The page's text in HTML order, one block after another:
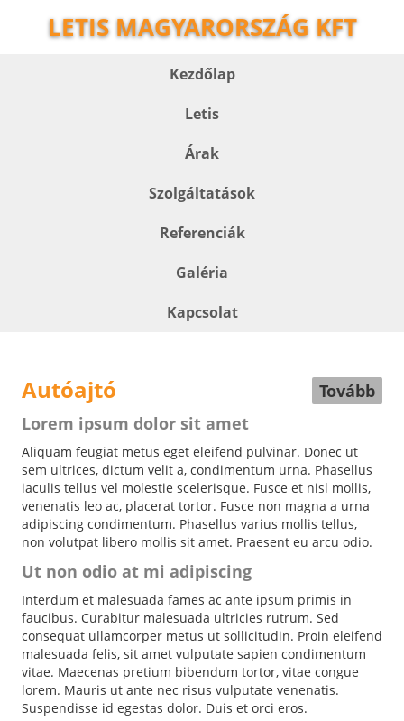
LETIS MAGYARORSZÁG KFT
Kezdőlap
Letis
Árak
Szolgáltatások
Referenciák
Galéria
Kapcsolat
Autóajtó
Tovább
Lorem ipsum dolor sit amet
Aliquam feugiat metus eget eleifend pulvinar. Donec ut
sem ultrices, dictum velit a, condimentum urna. Phasellus
iaculis tellus vel molestie scelerisque. Fusce et nisl mollis,
venenatis leo ac, placerat tortor. Fusce non magna a urna
adipiscing condimentum. Phasellus varius mollis tellus,
non volutpat libero mollis sit amet. Praesent eu arcu odio.
Ut non odio at mi adipiscing
Interdum et malesuada fames ac ante ipsum primis in
faucibus. Curabitur malesuada ultricies rutrum. Sed
consequat ullamcorper metus ut sollicitudin. Proin eleifend
malesuada felis, sit amet vulputate sapien condimentum
vitae. Maecenas pretium bibendum tortor, vitae congue
lorem. Mauris ut ante nec risus vulputate venenatis.
Suspendisse id egestas dolor. Duis et orci eros.